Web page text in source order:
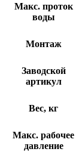
Макс. проток
воды
Монтаж
Заводской
артикул
Вес, кг
Макс. рабочее
давление